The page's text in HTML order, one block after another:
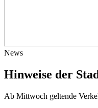
News
Hinweise der
Ab Mittwoch geltende